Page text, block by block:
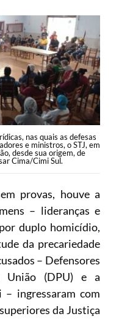
nas quais as defesas
e ministros, o STJ, em
desde sua origem, de
Cima/Cimi Sul.
provas, houve a
– lideranças e
duplo homicídio,
da precariedade
– Defensores
União (DPU) e a
– ingressaram com
da Justiça